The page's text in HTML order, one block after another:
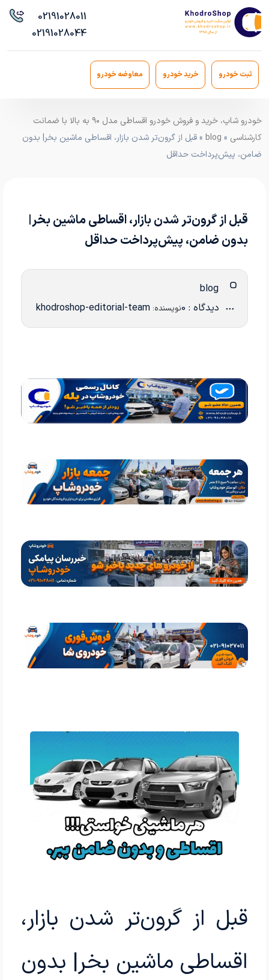
02191028011
02191028044
ثبت خودرو خرید خودرو معاوضه خودرو
خودرو شاپ، خرید و فروش خودرو اقساطی مدل ۹۰ به بالا با ضمانت
کارشناسی »
blog » قبل از گرون‌تر شدن بازار، اقساطی ماشین بخر| بدون
ضامن، پیش‌پرداخت حداقل
قبل از گرون‌تر شدن بازار، اقساطی ماشین بخر|
بدون ضامن، پیش‌پرداخت حداقل
دیدگاه : 0 نویسنده: khodroshop-editorial-team
قبل از گرون‌تر شدن بازار،
اقساطی ماشین بخر| بدون